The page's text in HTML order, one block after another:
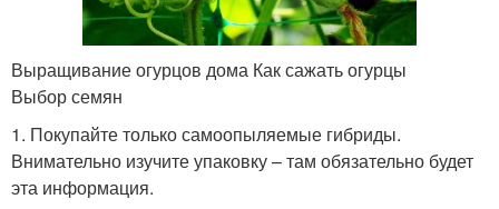
Выращивание огурцов дома Как сажать огурцы
Выбор семян
1. Покупайте только самоопыляемые гибриды.
Внимательно изучите упаковку – там обязательно будет
эта информация.